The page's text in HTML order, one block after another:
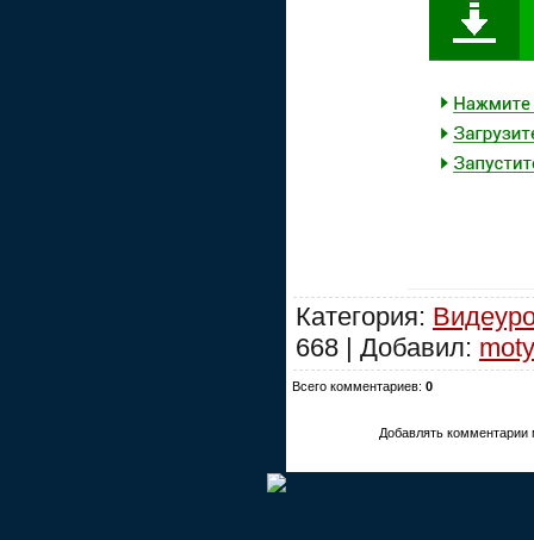
Категория:
668 | Добавил:
Всего комментариев: 0
Добавлять комментарии